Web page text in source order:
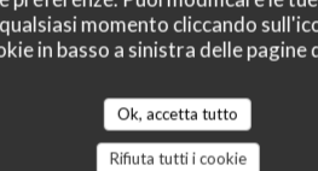
momento cliccando
in basso a sinistra delle pagine
Ok, accetta tutto
Rifiuta tutti i cookie
jf Bury et ses lutins sont au top..
5/5 Qualità / Prezzo:5/5